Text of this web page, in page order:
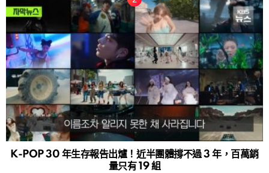
K-POP 30 年生存報告出爐！近半團體撐不過 3 年，百萬銷
量只有 19 組